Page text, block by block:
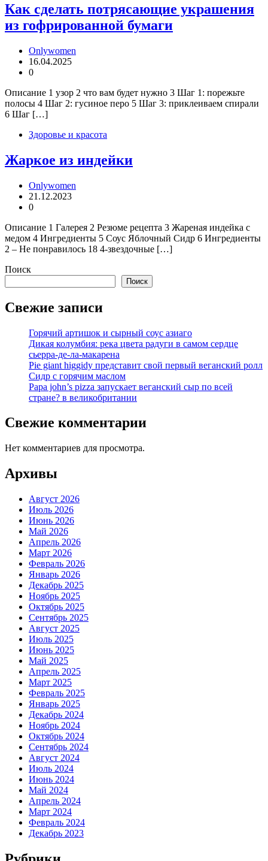
Как сделать потрясающие украшения
из гофрированной бумаги
Onlywomen
16.04.2025
0
Описание 1 узор 2 что вам будет нужно 3 Шаг 1: порежьте
полосы 4 Шаг 2: гусиное перо 5 Шаг 3: приклеиваем спирали
6 Шаг […]
Здоровье и красота
Жаркое из индейки
Onlywomen
21.12.2023
0
Описание 1 Галерея 2 Резюме рецепта 3 Жареная индейка с
медом 4 Ингредиенты 5 Соус Яблочный Сидр 6 Ингредиенты
2 – Не понравилось 18 4-звездочные […]
Поиск
Поиск
Свежие записи
Горячий артишок и сырный соус азиаго
Дикая колумбия: река цвета радуги в самом сердце
сьерра-де-ла-макарена
Pie giant higgidy представит свой первый веганский ролл
Сидр с горячим маслом
Papa john’s pizza запускает веганский сыр по всей
стране? в великобритании
Свежие комментарии
Нет комментариев для просмотра.
Архивы
Август 2026
Июль 2026
Июнь 2026
Май 2026
Апрель 2026
Март 2026
Февраль 2026
Январь 2026
Декабрь 2025
Ноябрь 2025
Октябрь 2025
Сентябрь 2025
Август 2025
Июль 2025
Июнь 2025
Май 2025
Апрель 2025
Март 2025
Февраль 2025
Январь 2025
Декабрь 2024
Ноябрь 2024
Октябрь 2024
Сентябрь 2024
Август 2024
Июль 2024
Июнь 2024
Май 2024
Апрель 2024
Март 2024
Февраль 2024
Декабрь 2023